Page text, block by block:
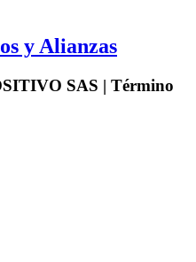
y Alianzas
SAS | Término